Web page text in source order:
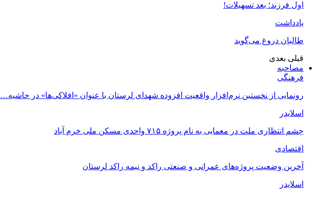
اول فرزند؛ بعد تسهیلات!
یادداشت
طالبان دروغ می‌گوید
قبلی بعدی
مصاحبه
فرهنگی
رونمایی از نخستین نرم‌افزار واقعیت افزوده شهدای لرستان با عنوان «افلاکی‌ها» در حاشیه…
اسلایدر
چشم انتظاری ملت در معمایی به نام پروژه ۷۱۵ واحدی مسکن ملی خرم آباد
اقتصادی
آخرین وضعیت پروژه‌های عمرانی و صنعتی راکد و نیمه راکد لرستان
اسلایدر